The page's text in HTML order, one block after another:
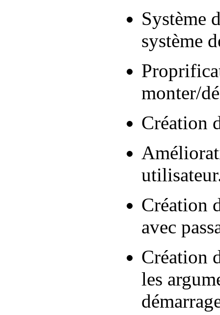
Système
système
monter/
Création
Création
avec
Création
les